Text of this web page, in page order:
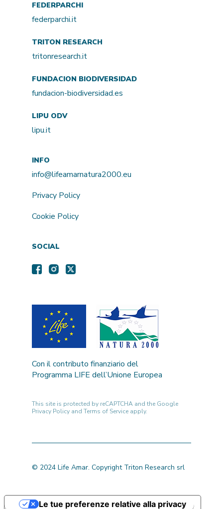
FEDERPARCHI
federparchi.it
TRITON RESEARCH
tritonresearch.it
FUNDACION BIODIVERSIDAD
fundacion-biodiversidad.es
LIPU ODV
lipu.it
INFO
info@lifeamarnatura2000.eu
Privacy Policy
Cookie Policy
SOCIAL
Con il contributo finanziario del
Programma LIFE dell’Unione Europea
This site is protected by reCAPTCHA and the Google
Privacy Policy and Terms of Service apply.
© 2024 Life Amar. Copyright Triton Research srl
Le tue preferenze relative alla privacy